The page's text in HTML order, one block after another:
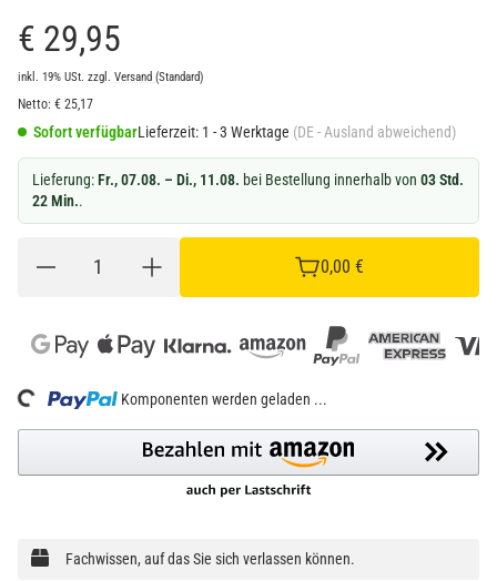
€ 29,95
inkl. 19% USt. zzgl. Versand (Standard)
Netto: € 25,17
Sofort verfügbarLieferzeit: 1 - 3 Werktage (DE - Ausland abweichend)
Lieferung:Fr., 07.08. – Di., 11.08. bei Bestellung innerhalb von 03 Std.
22 Min..
0,00 €
Loading... Komponenten werden geladen ...
Fachwissen, auf das Sie sich verlassen können.